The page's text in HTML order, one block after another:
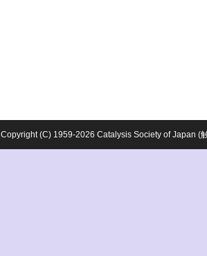
Copyright (C) 1959-2026 Catalysis Society of Japan (